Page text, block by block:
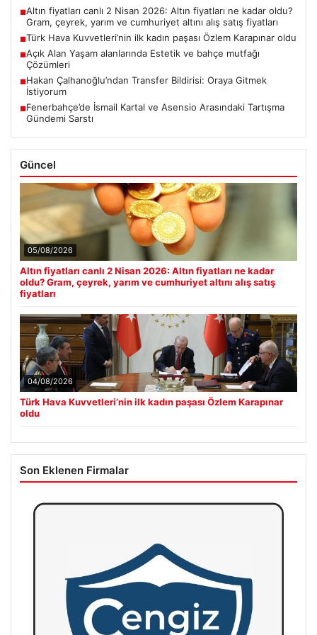
■Altın fiyatları canlı 2 Nisan 2026: Altın fiyatları ne kadar oldu?
Gram, çeyrek, yarım ve cumhuriyet altını alış satış fiyatları
■Türk Hava Kuvvetleri’nin ilk kadın paşası Özlem Karapınar oldu
■Açık Alan Yaşam alanlarında Estetik ve bahçe mutfağı
Çözümleri
■Hakan Çalhanoğlu’ndan Transfer Bildirisi: Oraya Gitmek
İstiyorum
■Fenerbahçe’de İsmail Kartal ve Asensio Arasındaki Tartışma
Gündemi Sarstı
Güncel
05/08/2026
Altın fiyatları canlı 2 Nisan 2026: Altın fiyatları ne kadar
oldu? Gram, çeyrek, yarım ve cumhuriyet altını alış satış
fiyatları
04/08/2026
Türk Hava Kuvvetleri’nin ilk kadın paşası Özlem Karapınar
oldu
Son Eklenen Firmalar